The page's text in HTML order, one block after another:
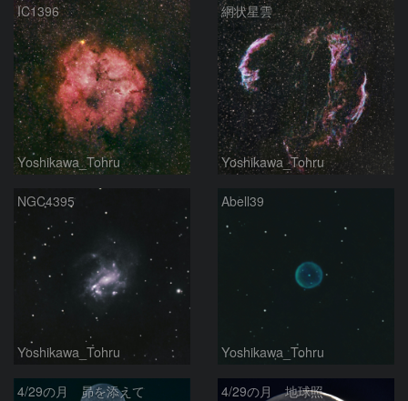
IC1396
Yoshikawa_Tohru
網状星雲
Yoshikawa_Tohru
NGC4395
Yoshikawa_Tohru
Abell39
Yoshikawa_Tohru
4/29の月 昴を添えて 4/29の月 地球照